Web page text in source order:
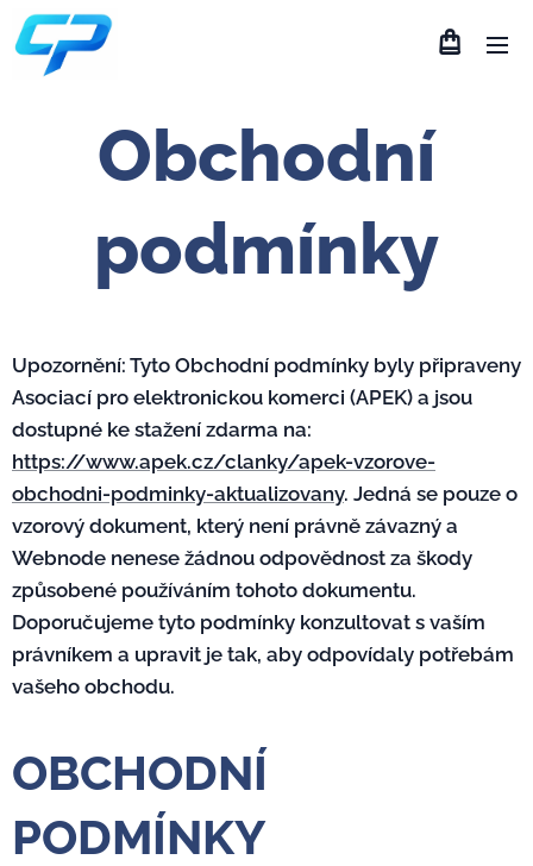
Obchodní
podmínky
Upozornění: Tyto Obchodní podmínky byly připraveny
Asociací pro elektronickou komerci (APEK) a jsou
dostupné ke stažení zdarma na:
https://www.apek.cz/clanky/apek-vzorove-
obchodni-podminky-aktualizovany. Jedná se pouze o
vzorový dokument, který není právně závazný a
Webnode nenese žádnou odpovědnost za škody
způsobené používáním tohoto dokumentu.
Doporučujeme tyto podmínky konzultovat s vaším
právníkem a upravit je tak, aby odpovídaly potřebám
vašeho obchodu.
OBCHODNÍ
PODMÍNKY